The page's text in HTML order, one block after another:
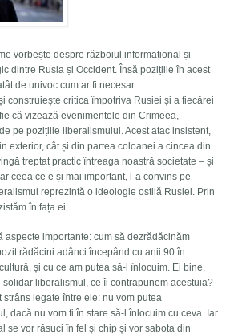
vorbește despre războiul informațional și
dintre Rusia și Occident. Însă pozițiile în acest
de univoc cum ar fi necesar.
construiește critica împotriva Rusiei și a fiecărei
că vizează evenimentele din Crimeea,
pe pozițiile liberalismului. Acest atac insistent,
exterior, cât și din partea coloanei a cincea din
treptat practic întreaga noastră societate – și
ceea ce e și mai important, l-a convins pe
reprezintă o ideologie ostilă Rusiei. Prin
în fața ei.
aspecte importante: cum să dezrădăcinăm
rădăcini adânci începând cu anii 90 în
și cu ce am putea să-l înlocuim. Ei bine,
liberalismul, ce îi contrapunem acestuia?
legate între ele: nu vom putea
dacă nu vom fi în stare să-l înlocuim cu ceva. Iar
se vor răsuci în fel și chip și vor sabota din